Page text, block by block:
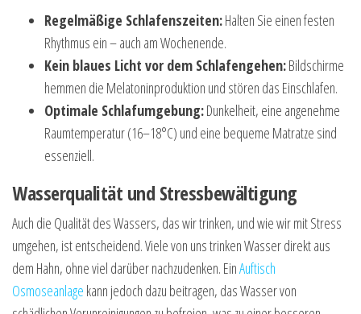
Regelmäßige Schlafenszeiten:Halten Sie einen festen
Rhythmus ein – auch am Wochenende.
Kein blaues Licht vor dem Schlafengehen:Bildschirme
hemmen die Melatoninproduktion und stören das Einschlafen.
Optimale Schlafumgebung:Dunkelheit, eine angenehme
Raumtemperatur (16–18°C) und eine bequeme Matratze sind
essenziell.
Wasserqualität und Stressbewältigung
Auch die Qualität des Wassers, das wir trinken, und wie wir mit Stress
umgehen, ist entscheidend. Viele von uns trinken Wasser direkt aus
dem Hahn, ohne viel darüber nachzudenken. EinAuftisch
Osmoseanlage kann jedoch dazu beitragen, das Wasser von